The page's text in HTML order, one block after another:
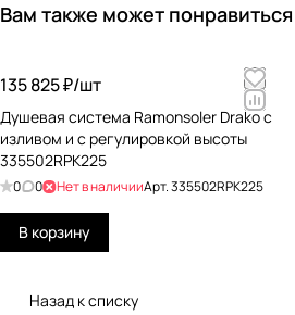
Вам также может понравиться
135 825 ₽/шт
Душевая система Ramonsoler Drako с
изливом и с регулировкой высоты
335502RPK225
0 0 Нет в наличииАрт.335502RPK225
В корзину
Назад к списку